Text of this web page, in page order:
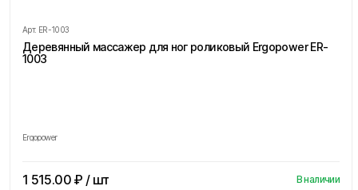
Арт. ER-1003
Деревянный массажер для ног роликовый Ergopower ER-
1003
Ergopower
1 515.00₽ / шт В наличии